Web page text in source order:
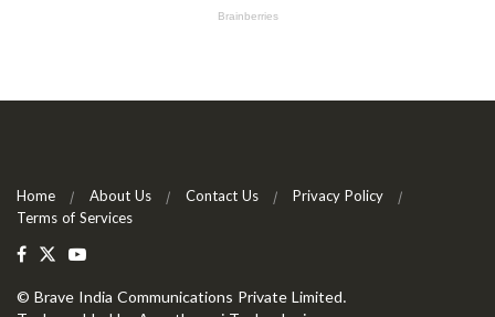
Home About Us Contact Us
Privacy Policy
Terms of Services
© Brave India Communications Private Limited.